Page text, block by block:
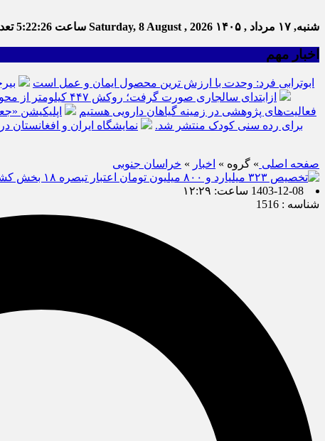
شنبه, ۱۷ مرداد , ۱۴۰۵ Saturday, 8 August , 2026 ساعت 5:22:27
اخبار مهم
ابوترابی فرد: وحدت با ارزش ترین محصول ایمان و عمل است
ازابتدای سالجاری صورت گرفت؛ روکش ۴۴۷ کیلومتر از محورهای خراسان جنوبی
فعالیت‌های پژوهشی در زمینه گیاهان دارویی هستیم
اپلیکیشن
برای رده سنی کودک منتشر شد.
نمایشگاه ایران و افغانستان
صفحه اصلی » گروه » اخبار » خراسان جنوبی
1403-12-08 ساعت: ۱۲:۲۹
شناسه : 1516